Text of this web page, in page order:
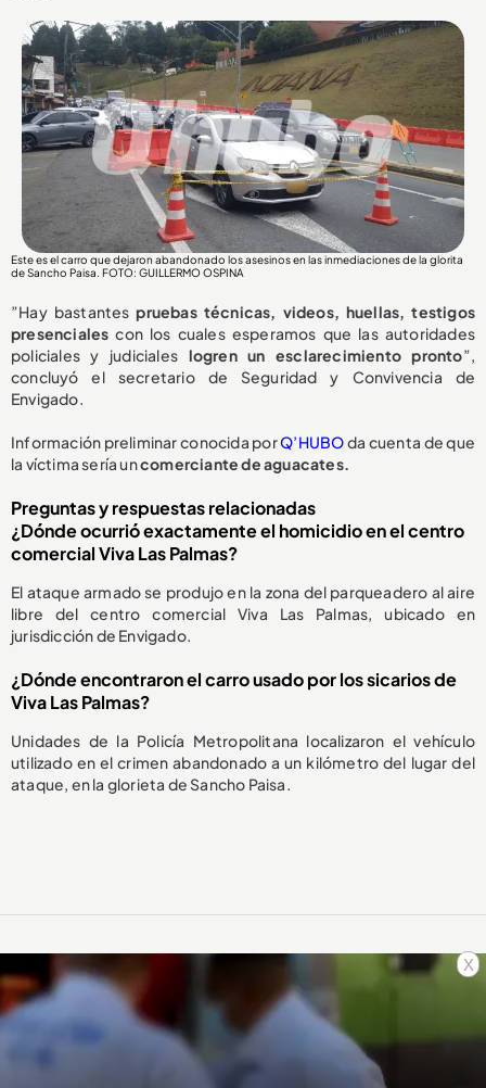
x
Este es el carro que dejaron abandonado los asesinos en las inmediaciones de la glorita
de Sancho Paisa. FOTO: GUILLERMO OSPINA
”Hay bastantespruebas técnicas, videos, huellas, testigos
presenciales con los cuales esperamos que las autoridades
policiales y judiciales logren un esclarecimiento pronto”,
concluyó el secretario de Seguridad y Convivencia de
Envigado.
Información preliminar conocida porQ’HUBOda cuenta de que
la víctima sería uncomerciante de aguacates.
Preguntas y respuestas relacionadas
¿Dónde ocurrió exactamente el homicidio en el centro
comercial Viva Las Palmas?
El ataque armado se produjo en la zona del parqueadero al aire
libre del centro comercial Viva Las Palmas, ubicado en
jurisdicción de Envigado.
¿Dónde encontraron el carro usado por los sicarios de
Viva Las Palmas?
Unidades de la Policía Metropolitana localizaron el vehículo
utilizado en el crimen abandonado a un kilómetro del lugar del
ataque, en la glorieta de Sancho Paisa.